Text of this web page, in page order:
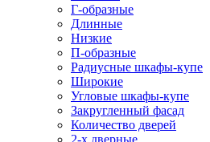
Г-образные
Длинные
Низкие
П-образные
Радиусные шкафы-купе
Широкие
Угловые шкафы-купе
Закругленный фасад
Количество дверей
2-х дверные